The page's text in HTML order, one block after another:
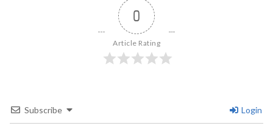
0
Article Rating
Subscribe Login